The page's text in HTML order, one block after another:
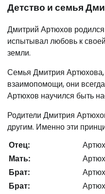
Детство и семья
Дмитрий Артюхов
испытывал любовь к
земли.
Семья Дмитрия Артюхова,
взаимопомощи, они
Артюхов научился быть
Родители Дмитрия
другим. Именно эти
Отец:
Мать:
Брат:
Брат: